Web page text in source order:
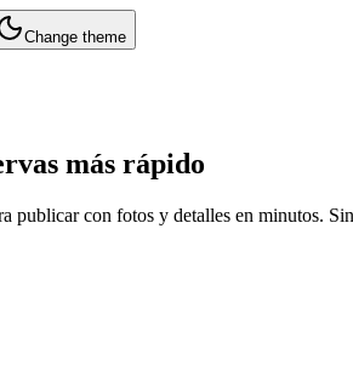
Change theme
más rápido
con fotos y detalles en minutos.